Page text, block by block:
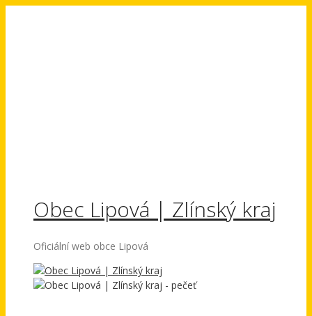
Obec Lipová | Zlínský kraj
Oficiální web obce Lipová